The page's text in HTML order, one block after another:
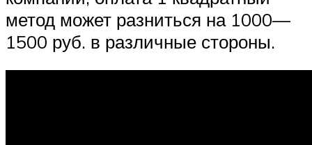
метод может разниться на 1000—
1500 руб. в различные стороны.